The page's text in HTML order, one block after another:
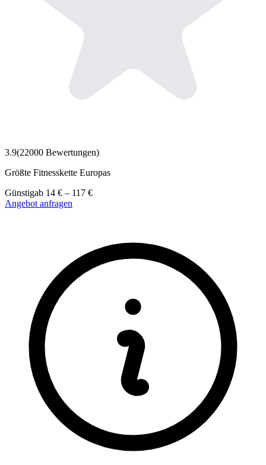
3.9(22000 Bewertungen)
Größte Fitnesskette Europas
Günstigab 14 € – 117 €
Angebot anfragen